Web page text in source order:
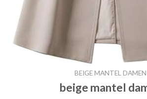
BEIGE MANTEL DAMEN
beige mantel